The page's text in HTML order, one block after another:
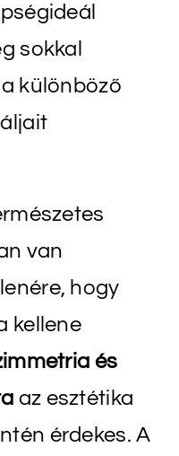
sokkal
különböző
van
hogy
kellene
és
az esztétika
érdekes. A